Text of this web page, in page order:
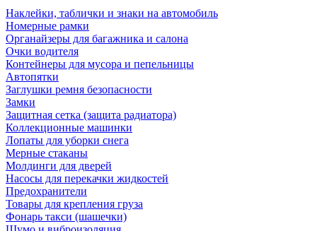
Наклейки, таблички и знаки на автомобиль
Номерные рамки
Органайзеры для багажника и салона
Очки водителя
Контейнеры для мусора и пепельницы
Автопятки
Заглушки ремня безопасности
Замки
Защитная сетка (защита радиатора)
Коллекционные машинки
Лопаты для уборки снега
Мерные стаканы
Молдинги для дверей
Насосы для перекачки жидкостей
Предохранители
Товары для крепления груза
Фонарь такси (шашечки)